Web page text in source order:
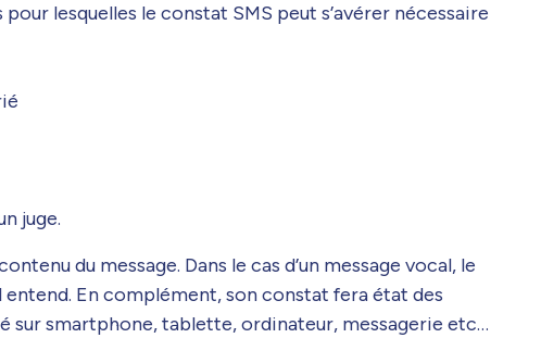
lesquelles le constat SMS peut s’avérer nécessaire
juge.
du message. Dans le cas d’un message vocal, le
En complément, son constat fera état des
sur smartphone, tablette, ordinateur, messagerie etc…